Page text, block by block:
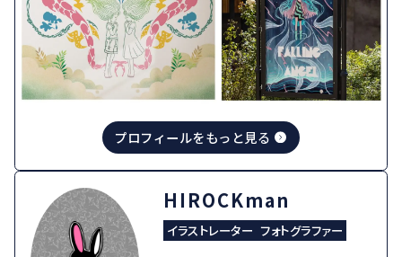
プロフィールをもっと見る
HIROCKman
イラストレーター フォトグラファー